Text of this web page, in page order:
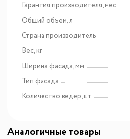
Гарантия производителя, мес
Общий объем, л
Страна производитель
Вес, кг
Ширина фасада, мм
Тип фасада
Количество ведер, шт
Аналогичные товары